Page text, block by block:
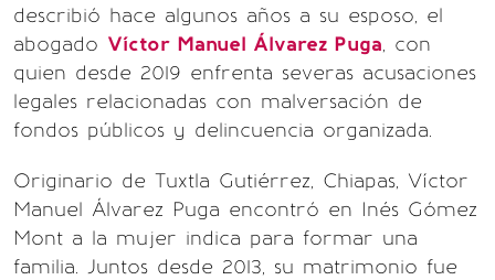
describió hace algunos años a su esposo, el
abogado Víctor Manuel Álvarez Puga, con
quien desde 2019 enfrenta severas acusaciones
legales relacionadas con malversación de
fondos públicos y delincuencia organizada.
Originario de Tuxtla Gutiérrez, Chiapas, Víctor
Manuel Álvarez Puga encontró en Inés Gómez
Mont a la mujer indica para formar una
familia. Juntos desde 2013, su matrimonio fue